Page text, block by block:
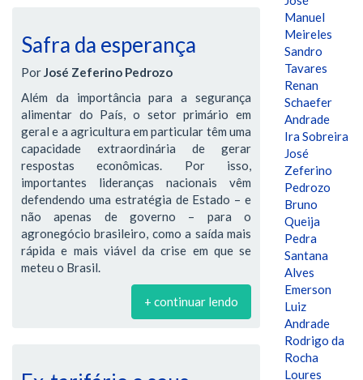
Safra da esperança
PorJosé Zeferino Pedrozo
Além da importância para a segurança
alimentar do País, o setor primário em
geral e a agricultura em particular têm uma
capacidade extraordinária de gerar
respostas econômicas. Por isso,
importantes lideranças nacionais vêm
defendendo uma estratégia de Estado – e
não apenas de governo – para o
agronegócio brasileiro, como a saída mais
rápida e mais viável da crise em que se
meteu o Brasil.
+ continuar lendo
Manuel
Meireles
Sandro
Tavares
Renan
Schaefer
Andrade
Ira Sobreira
José
Zeferino
Pedrozo
Bruno
Queija
Pedra
Santana
Alves
Emerson
Luiz
Andrade
Rodrigo da
Rocha
Loures